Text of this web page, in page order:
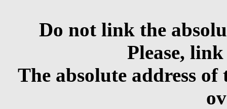
Do not link the
Please,
The absolute address